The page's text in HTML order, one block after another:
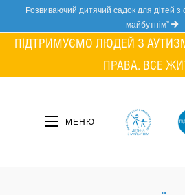
content
Розвиваючий дитячий садок для дітей
майбутнім”
ПІДТРИМУЄМО ЛЮДЕЙ З
ПРАВА. ВСЕ
МЕНЮ